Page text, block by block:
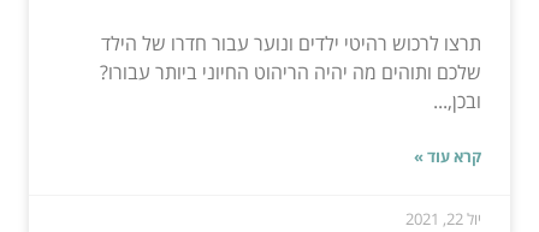
תרצו לרכוש רהיטי ילדים ונוער עבור חדרו של הילד
שלכם ותוהים מה יהיה הריהוט החיוני ביותר עבורו?
ובכן,...
קרא עוד »
יול 22, 2021